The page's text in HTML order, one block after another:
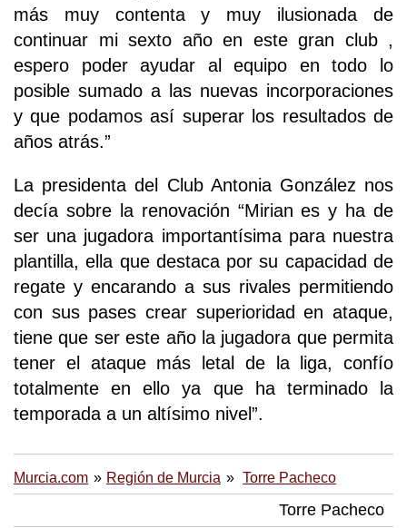
más muy contenta y muy ilusionada de
continuar mi sexto año en este gran club ,
espero poder ayudar al equipo en todo lo
posible sumado a las nuevas incorporaciones
y que podamos así superar los resultados de
años atrás.”
La presidenta del Club Antonia González nos
decía sobre la renovación “Mirian es y ha de
ser una jugadora importantísima para nuestra
plantilla, ella que destaca por su capacidad de
regate y encarando a sus rivales permitiendo
con sus pases crear superioridad en ataque,
tiene que ser este año la jugadora que permita
tener el ataque más letal de la liga, confío
totalmente en ello ya que ha terminado la
temporada a un altísimo nivel”.
Murcia.com Región de Murcia Torre Pacheco
Torre Pacheco